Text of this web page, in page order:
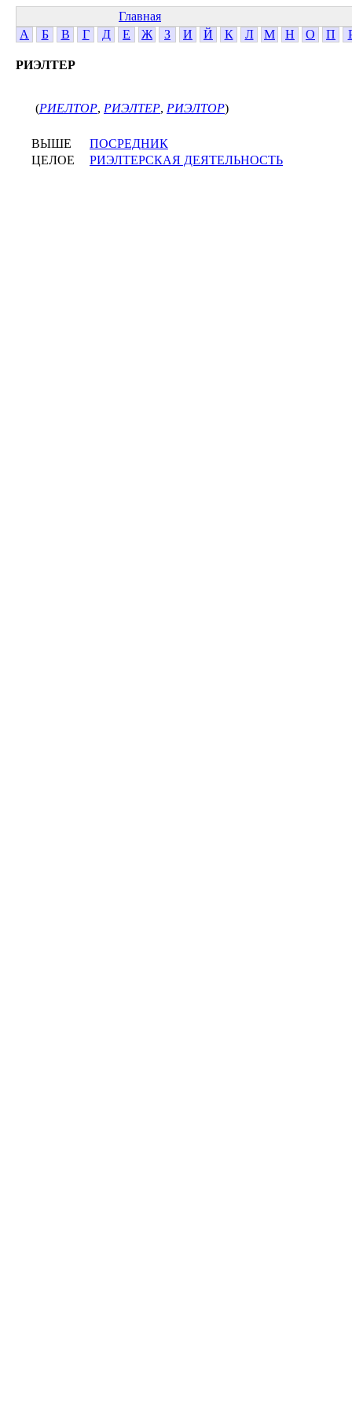
Главная
А
Б В Г Д Е Ж З И Й К Л М Н О П
РИЭЛТЕР
(РИЕЛТОР, РИЭЛТЕР, РИЭЛТОР)
ВЫШЕ
ПОСРЕДНИК
ЦЕЛОЕ
РИЭЛТЕРСКАЯ ДЕЯТЕЛЬНОСТЬ